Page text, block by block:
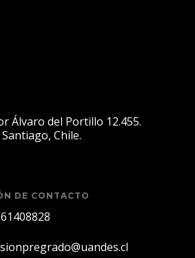
Álvaro del Portillo 12.455.
Chile.
DE CONTACTO